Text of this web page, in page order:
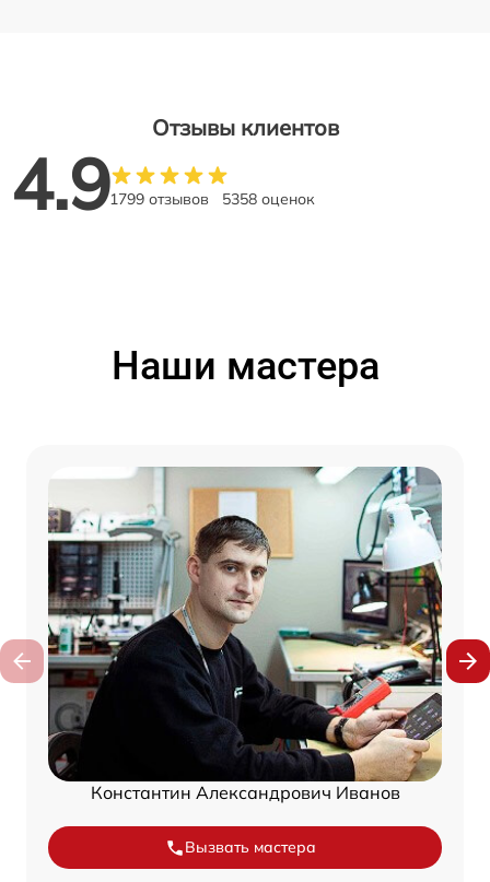
Отзывы клиентов
4.91799 отзывов 5358 оценок
Наши мастера
Константин Александрович Иванов
Вызвать мастера